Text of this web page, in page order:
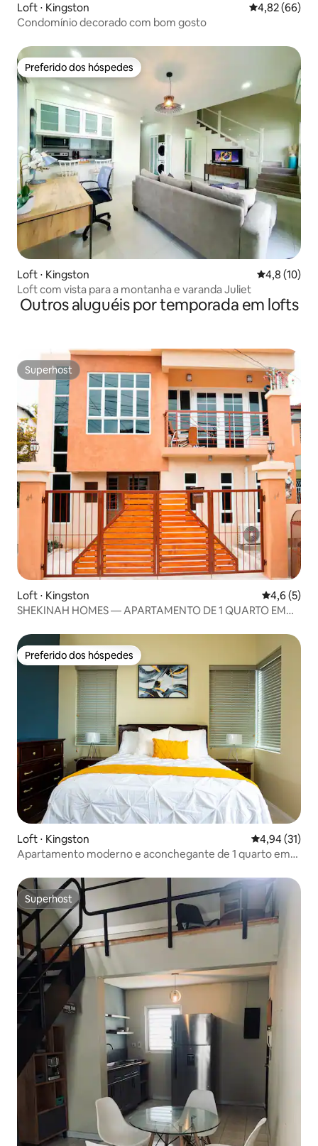
Loft ⋅ Kingston 4,82 de uma
4,82 (66)
Condomínio decorado com bom gosto
Preferido dos hóspedes
Preferido dos hóspedes
Loft ⋅ Kingston 4,8 de uma
4,8 (10)
Loft com vista para a montanha e varanda Juliet
Outros aluguéis por temporada em lofts
Superhost
Superhost
Loft ⋅ Kingston 4,6 de
4,6 (5)
SHEKINAH HOMES — APARTAMENTO DE 1 QUARTO EM
Preferido dos hóspedes
Preferido dos hóspedes
Loft ⋅ Kingston 4,94 de uma
4,94 (31)
Apartamento moderno e aconchegante de 1 quarto em
Superhost
Superhost